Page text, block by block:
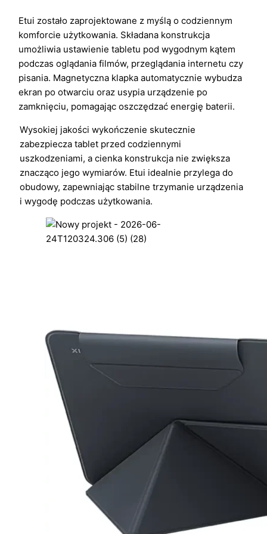
Etui zostało zaprojektowane z myślą o codziennym
komforcie użytkowania. Składana konstrukcja
umożliwia ustawienie tabletu pod wygodnym kątem
podczas oglądania filmów, przeglądania internetu czy
pisania. Magnetyczna klapka automatycznie wybudza
ekran po otwarciu oraz usypia urządzenie po
zamknięciu, pomagając oszczędzać energię baterii.
Wysokiej jakości wykończenie skutecznie
zabezpiecza tablet przed codziennymi
uszkodzeniami, a cienka konstrukcja nie zwiększa
znacząco jego wymiarów. Etui idealnie przylega do
obudowy, zapewniając stabilne trzymanie urządzenia
i wygodę podczas użytkowania.